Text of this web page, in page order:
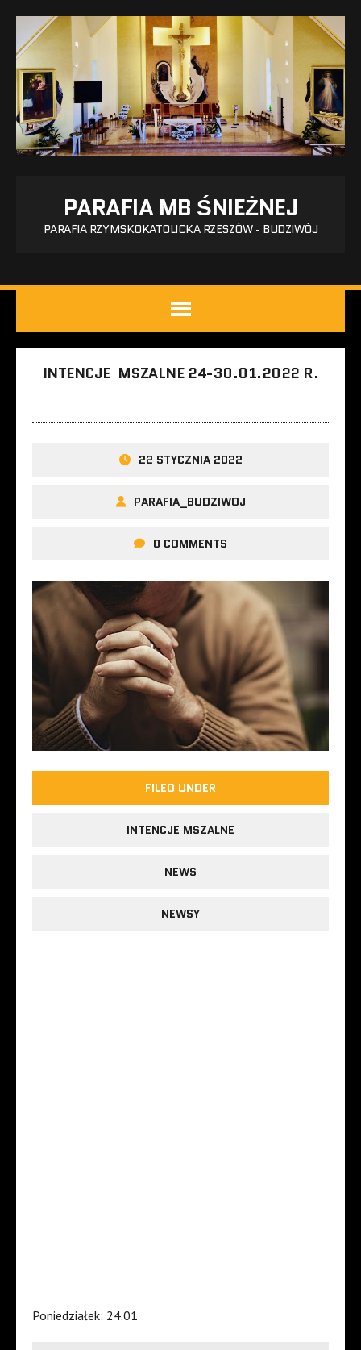
PARAFIA MB ŚNIEŻNEJ
PARAFIA RZYMSKOKATOLICKA RZESZÓW - BUDZIWÓJ
INTENCJE MSZALNE 24-30.01.2022 R.
22 STYCZNIA 2022
PARAFIA_BUDZIWOJ
0 COMMENTS
FILED UNDER
INTENCJE MSZALNE
NEWS
NEWSY
Poniedziałek: 24.01